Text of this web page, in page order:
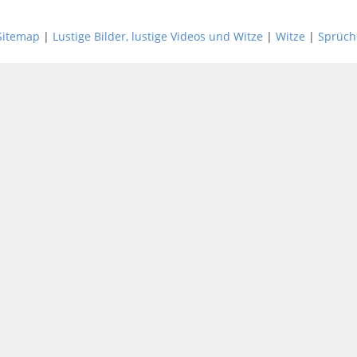
| Lustige Bilder, lustige Videos und Witze | Witze |